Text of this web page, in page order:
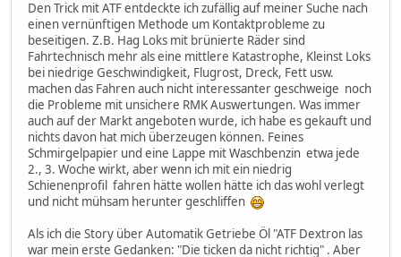
Den Trick mit ATF entdeckte ich zufällig auf meiner Suche nach
einen vernünftigen Methode um Kontaktprobleme zu
beseitigen. Z.B. Hag Loks mit brünierte Räder sind
Fahrtechnisch mehr als eine mittlere Katastrophe, Kleinst Loks
bei niedrige Geschwindigkeit, Flugrost, Dreck, Fett usw.
machen das Fahren auch nicht interessanter geschweige noch
die Probleme mit unsichere RMK Auswertungen. Was immer
auch auf der Markt angeboten wurde, ich habe es gekauft und
nichts davon hat mich überzeugen können. Feines
Schmirgelpapier und eine Lappe mit Waschbenzin etwa jede
2., 3. Woche wirkt, aber wenn ich mit ein niedrig
Schienenprofil fahren hätte wollen hätte ich das wohl verlegt
und nicht mühsam herunter geschliffen
Als ich die Story über Automatik Getriebe Öl "ATF Dextron las
war mein erste Gedanken: "Die ticken da nicht richtig" . Aber